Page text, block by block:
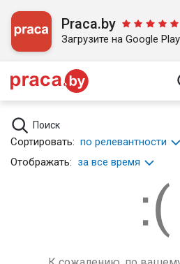
Praca.by
Загрузите на Google Play
Поиск
Сортировать: по релевантности
Отображать: за все время